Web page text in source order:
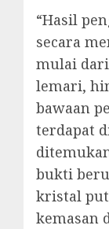
“Hasil
secara
mulai
lemari,
bawaan
terdapat
bukti
kristal
kemasan